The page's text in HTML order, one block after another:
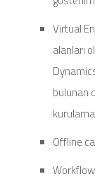
Virtual
alanları
bulunan
Offline